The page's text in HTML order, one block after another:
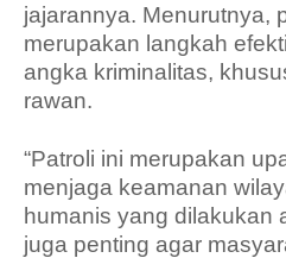
jajarannya. Menurutnya,
merupakan langkah
angka kriminalitas,
rawan.
“Patroli ini merupakan
menjaga keamanan
humanis yang dilakukan
juga penting agar